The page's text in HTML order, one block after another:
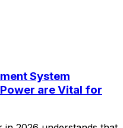
System
are Vital for